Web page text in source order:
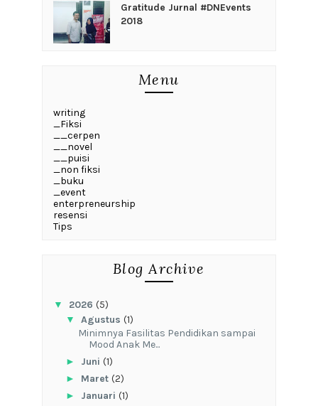
Gratitude Jurnal #DNEvents
2018
Menu
writing
_Fiksi
__cerpen
__novel
__puisi
_non fiksi
_buku
_event
enterpreneurship
resensi
Tips
Blog Archive
▼ 2026 (5)
▼ Agustus (1)
‎Minimnya Fasilitas Pendidikan sampai
Mood Anak Me...
► Juni (1)
► Maret (2)
► Januari (1)